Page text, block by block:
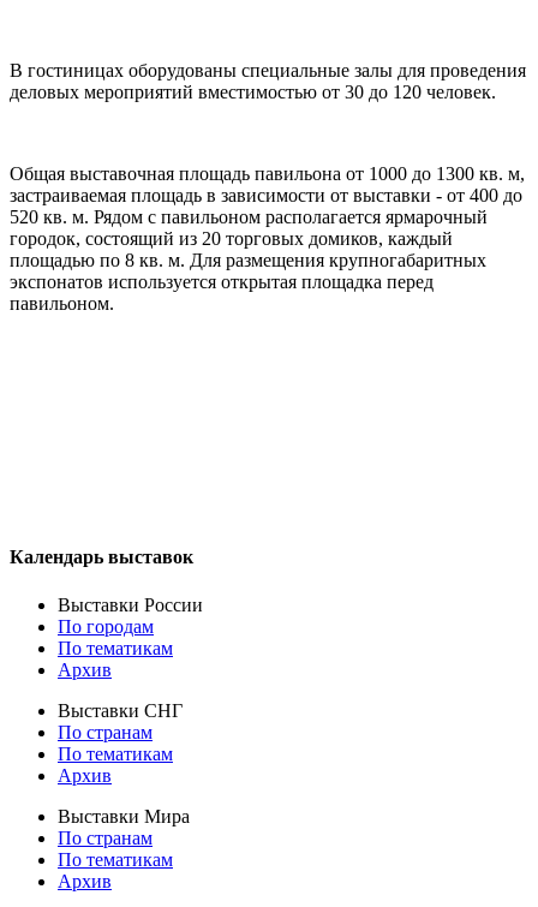
В гостиницах оборудованы специальные залы для проведения
деловых мероприятий вместимостью от 30 до 120 человек.
Общая выставочная площадь павильона от 1000 до 1300 кв. м,
застраиваемая площадь в зависимости от выставки - от 400 до
520 кв. м. Рядом с павильоном располагается ярмарочный
городок, состоящий из 20 торговых домиков, каждый
площадью по 8 кв. м. Для размещения крупногабаритных
экспонатов используется открытая площадка перед
павильоном.
Календарь выставок
Выставки России
По городам
По тематикам
Архив
Выставки СНГ
По странам
По тематикам
Архив
Выставки Мира
По странам
По тематикам
Архив